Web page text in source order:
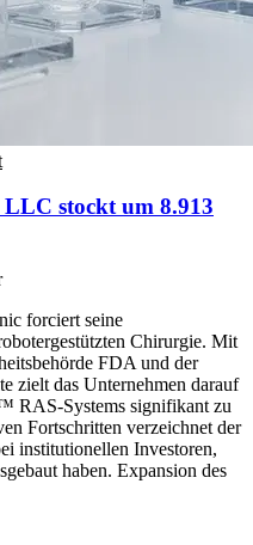
stockt um 8.913
forciert seine
Chirurgie. Mit
FDA und der
zielt das Unternehmen darauf
RAS-Systems signifikant zu
Fortschritten verzeichnet der
institutionellen Investoren,
haben. Expansion des